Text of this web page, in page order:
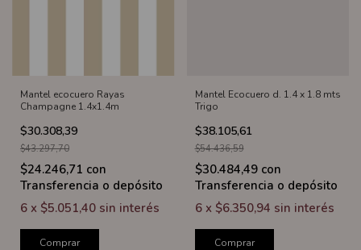
Mantel ecocuero Rayas
Champagne 1.4x1.4m
$30.308,39
$43.297,70
$24.246,71 con
Transferencia o depósito
6 x $5.051,40 sin interés
Comprar
Mantel Ecocuero d. 1.4 x 1.8 mts
Trigo
$38.105,61
$54.436,59
$30.484,49 con
Transferencia o depósito
6 x $6.350,94 sin interés
Comprar